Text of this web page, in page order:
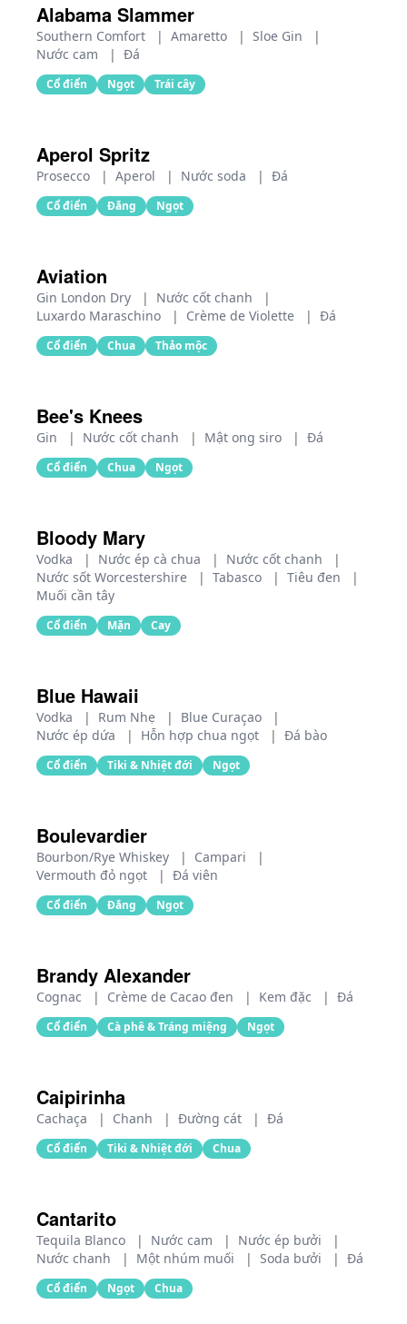
Alabama Slammer
Southern Comfort | Amaretto | Sloe Gin
|
Nước cam
| Đá
Cổ điển Ngọt Trái cây
Aperol Spritz
Prosecco | Aperol | Nước soda | Đá
Cổ điển Đắng Ngọt
Aviation
Gin London Dry | Nước cốt chanh
|
Luxardo Maraschino
| Crème de Violette | Đá
Cổ điển Chua Thảo mộc
Bee's Knees
Gin | Nước cốt chanh | Mật ong siro | Đá
Cổ điển Chua Ngọt
Bloody Mary
Vodka | Nước ép cà chua | Nước cốt chanh
|
Nước sốt Worcestershire
| Tabasco | Tiêu đen
|
Muối cần tây
Cổ điển Mặn Cay
Blue Hawaii
Vodka | Rum Nhẹ | Blue Curaçao
|
Nước ép dứa
| Hỗn hợp chua ngọt | Đá bào
Cổ điển Tiki & Nhiệt đới Ngọt
Boulevardier
Bourbon/Rye Whiskey | Campari
|
Vermouth đỏ ngọt
| Đá viên
Cổ điển Đắng Ngọt
Brandy Alexander
Cognac | Crème de Cacao đen | Kem đặc | Đá
Cổ điển Cà phê & Tráng miệng Ngọt
Caipirinha
Cachaça | Chanh | Đường cát | Đá
Cổ điển Tiki & Nhiệt đới Chua
Cantarito
Tequila Blanco | Nước cam | Nước ép bưởi
|
Nước chanh
| Một nhúm muối | Soda bưởi | Đá
Cổ điển Ngọt Chua